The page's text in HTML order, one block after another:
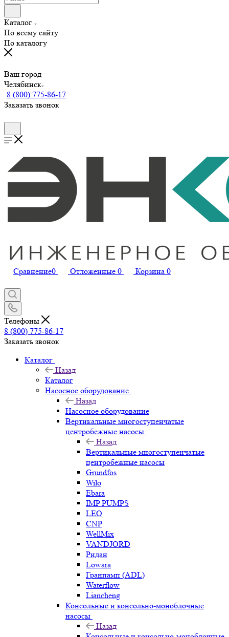
Каталог
По всему сайту
По каталогу
Ваш город
Челябинск
8 (800) 775-86-17
Заказать звонок
Сравнение0 Отложенные 0 Корзина 0
Телефоны
8 (800) 775-86-17
Заказать звонок
Каталог
Назад
Каталог
Насосное оборудование
Назад
Насосное оборудование
Вертикальные многоступенчатые
центробежные насосы
Назад
Вертикальные многоступенчатые
центробежные насосы
Grundfos
Wilo
Ebara
IMP PUMPS
LEO
CNP
WellMix
VANDJORD
Ридан
Lowara
Гранпамп (ADL)
Waterflow
Liancheng
Консольные и консольно-моноблочные
насосы
Назад